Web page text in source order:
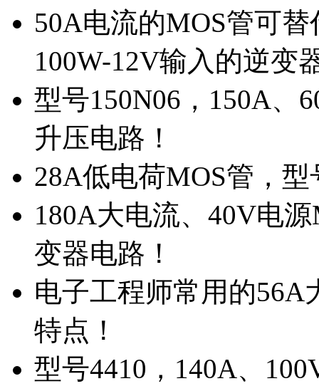
50A电流的MOS管可
100W-12V输入的逆变
型号150N06，150A、
升压电路！
28A低电荷MOS管，
180A大电流、40V电
变器电路！
电子工程师常用的56A
特点！
型号4410，140A、